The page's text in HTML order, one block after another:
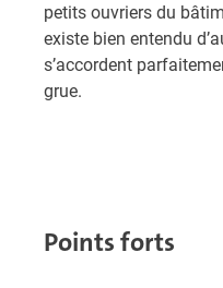
petits ouvriers du
existe bien entendu
s’accordent
grue.
Points forts